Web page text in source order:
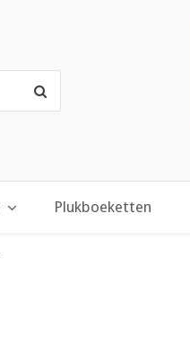
Plukboeketten